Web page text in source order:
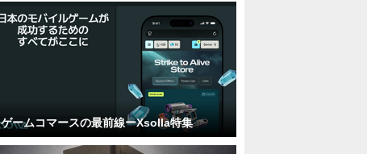
ゲームコマースの最前線ーXsolla特集